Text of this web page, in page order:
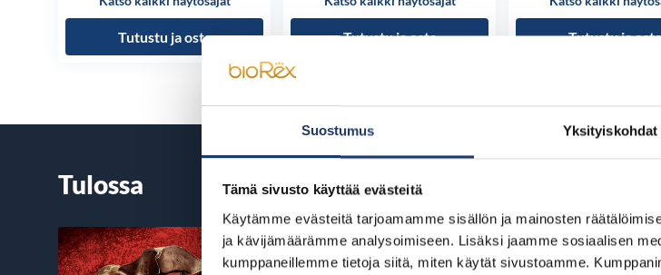
Suostumus Yksityiskohdat
Tämä sivusto käyttää evästeitä
Käytämme evästeitä tarjoamamme sisällön ja mainosten
ja kävijämäärämme analysoimiseen. Lisäksi jaamme sosiaalisen
kumppaneillemme tietoja siitä, miten käytät sivustoamme.
Tutustu ja osta Tutustu ja osta Tutustu ja osta
Tulossa